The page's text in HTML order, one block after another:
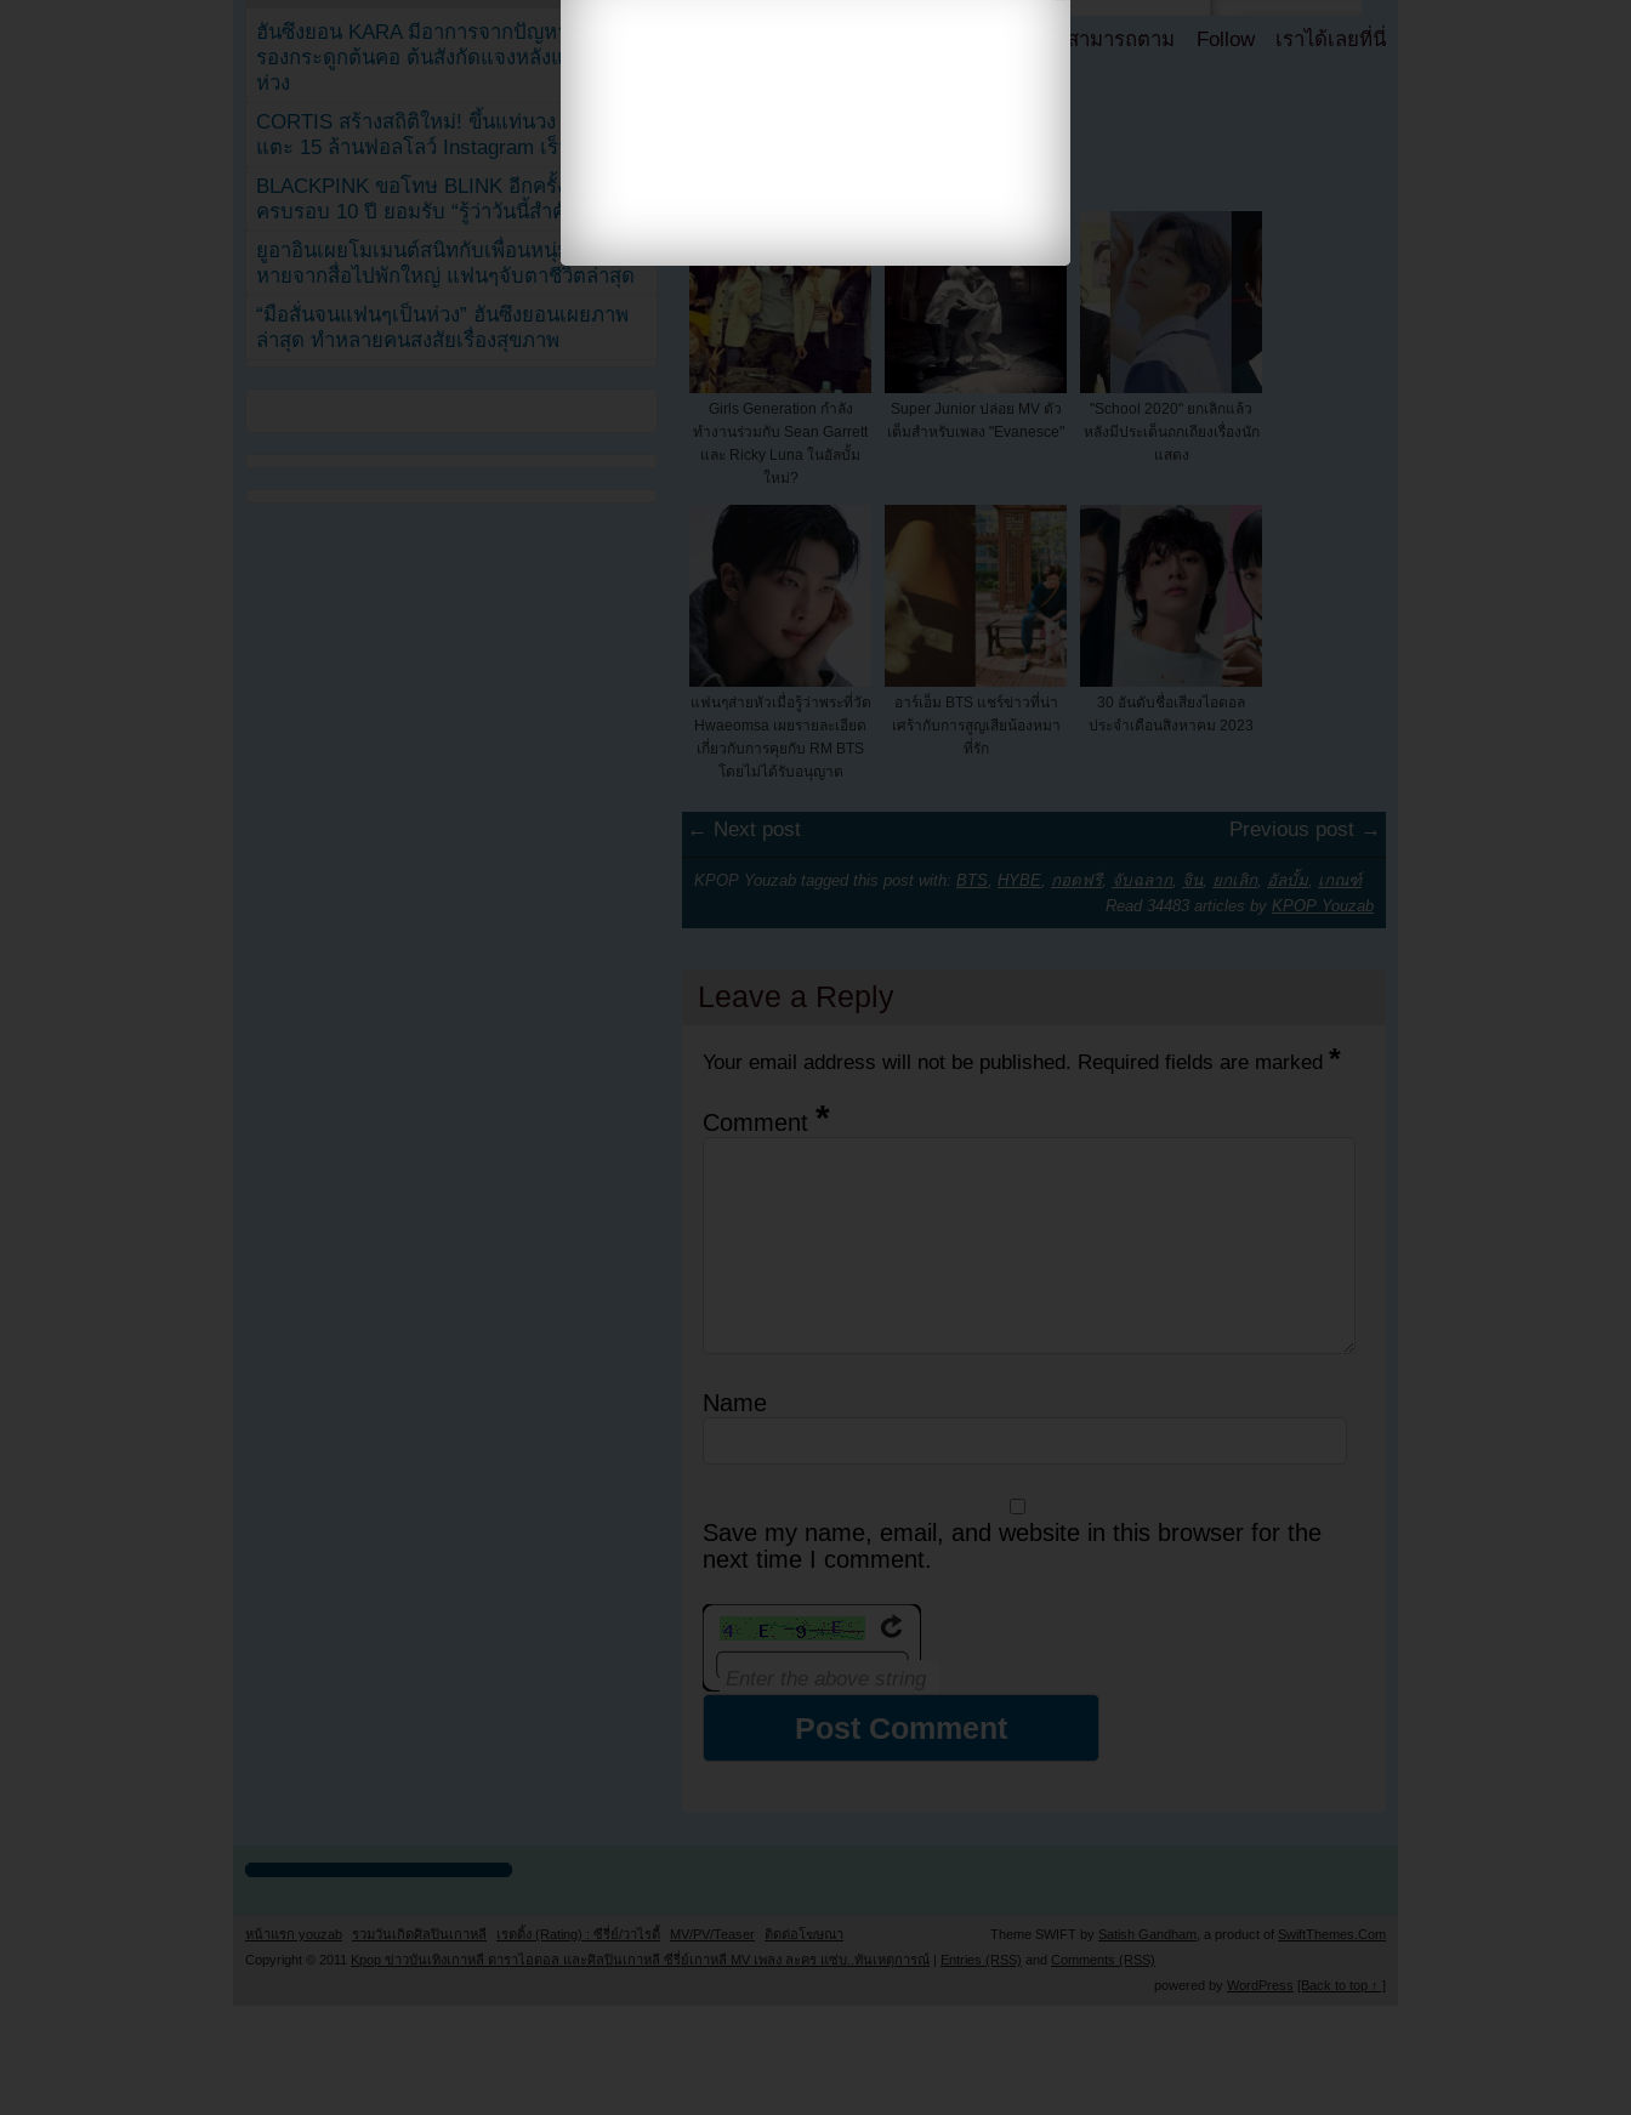
ตอนนี้แฟนๆสามารถติดตามเราได้อีกช่องทางสามารถตาม Follow เราได้เลยที่นี่
Girls Generation กำลัง
ทำงานร่วมกับ Sean Garrett
และ Ricky Luna ในอัลบั้ม
ใหม่?
Super Junior ปล่อย MV ตัว
เต็มสำหรับเพลง "Evanesce"
"School 2020" ยกเลิกแล้ว
หลังมีประเด็นถกเถียงเรื่องนัก
แสดง
แฟนๆส่ายหัวเมื่อรู้ว่าพระที่วัด
Hwaeomsa เผยรายละเอียด
เกี่ยวกับการคุยกับ RM BTS
โดยไม่ได้รับอนุญาต
อาร์เอ็ม BTS แชร์ข่าวที่น่า
เศร้ากับการสูญเสียน้องหมา
ที่รัก
30 อันดับชื่อเสียงไอดอล
ประจำเดือนสิงหาคม 2023
← Next post Previous post →
KPOP Youzab tagged this post with: BTS, HYBE, กอดฟรี, จับฉลาก, จิน, ยกเลิก, อัลบั้ม, เกณฑ์
Read 34483 articles by KPOP Youzab
Leave a Reply
Your email address will not be published. Required fields are marked *
Comment *
Name
Save my name, email, and website in this browser for the
next time I comment.
ฮันซึงยอน KARA มีอาการจากปัญหาหมอน
รองกระดูกต้นคอ ต้นสังกัดแจงหลังแฟนๆ เป็น
ห่วง
CORTIS สร้างสถิติใหม่! ขึ้นแท่นวง K-Pop ที่
แตะ 15 ล้านฟอลโลว์ Instagram เร็วที่สุด
BLACKPINK ขอโทษ BLINK อีกครั้งในวัน
ครบรอบ 10 ปี ยอมรับ “รู้ว่าวันนี้สำคัญมาก”
ยูอาอินเผยโมเมนต์สนิทกับเพื่อนหนุ่ม หลัง
หายจากสื่อไปพักใหญ่ แฟนๆจับตาชีวิตล่าสุด
“มือสั่นจนแฟนๆเป็นห่วง” ฮันซึงยอนเผยภาพ
ล่าสุด ทำหลายคนสงสัยเรื่องสุขภาพ
หน้าแรก youzab รวมวันเกิดศิลปินเกาหลี เรตติ้ง (Rating) : ซีรี่ย์/วาไรตี้ MV/PV/Teaser ติดต่อโฆษณา Theme SWIFT by Satish Gandham, a product of SwiftThemes.Com
Copyright © 2011 Kpop ข่าวบันเทิงเกาหลี ดาราไอดอล และศิลปินเกาหลี ซีรี่ย์เกาหลี MV เพลง ละคร แซ่บ..ทันเหตุการณ์ Entries (RSS) and Comments (RSS)
powered by WordPress [Back to top ↑ ]